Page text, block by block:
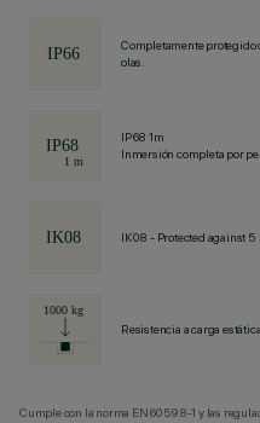
Completamente protegido
olas.
IP68 1m
Inmersión completa por
IK08 - Protected against 5
Resistencia a carga
Cumple con la norma EN60598-1 y las